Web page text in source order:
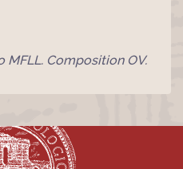
MFLL. Composition OV.